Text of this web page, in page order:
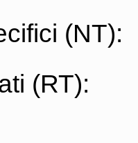
(NT):
(RT):